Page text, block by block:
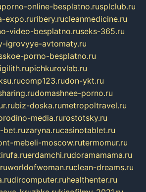
porno-online-besplatno.rusplclub.ru
expo.ruribery.rucleanmedicine.ru
video-besplatno.ruseks-365.ru
igrovyye-avtomaty.ru
porno-besplatno.ru
pichkurovlab.ru
comp123.rudon-ykt.ru
domashnee-porno.ru
biz-doska.rumetropoltravel.ru
media.rurostotsky.ru
bet.ruzaryna.rucasinotablet.ru
mebeli-moscow.rutermomur.ru
erdamchi.rudoramamama.ru
worldofwoman.ruclean-dreams.ru
dircomputer.ruhealthenter.ru